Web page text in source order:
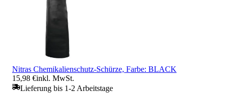
Nitras Chemikalienschutz-Schürze, Farbe: BLACK
15,98 €inkl. MwSt.
Lieferung bis 1-2 Arbeitstage